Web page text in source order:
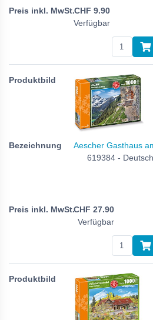
CHF 9.90
Verfügbar
Aescher Gasthaus
619384 -
CHF 27.90
Verfügbar